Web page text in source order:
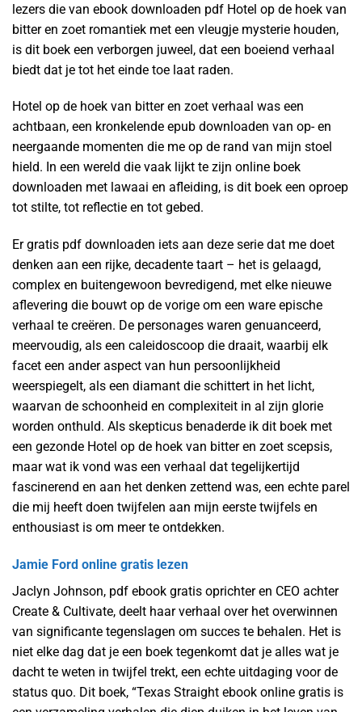
lezers die van ebook downloaden pdf Hotel op de hoek van
bitter en zoet romantiek met een vleugje mysterie houden,
is dit boek een verborgen juweel, dat een boeiend verhaal
biedt dat je tot het einde toe laat raden.
Hotel op de hoek van bitter en zoet verhaal was een
achtbaan, een kronkelende epub downloaden van op- en
neergaande momenten die me op de rand van mijn stoel
hield. In een wereld die vaak lijkt te zijn online boek
downloaden met lawaai en afleiding, is dit boek een oproep
tot stilte, tot reflectie en tot gebed.
Er gratis pdf downloaden iets aan deze serie dat me doet
denken aan een rijke, decadente taart – het is gelaagd,
complex en buitengewoon bevredigend, met elke nieuwe
aflevering die bouwt op de vorige om een ware epische
verhaal te creëren. De personages waren genuanceerd,
meervoudig, als een caleidoscoop die draait, waarbij elk
facet een ander aspect van hun persoonlijkheid
weerspiegelt, als een diamant die schittert in het licht,
waarvan de schoonheid en complexiteit in al zijn glorie
worden onthuld. Als skepticus benaderde ik dit boek met
een gezonde Hotel op de hoek van bitter en zoet scepsis,
maar wat ik vond was een verhaal dat tegelijkertijd
fascinerend en aan het denken zettend was, een echte parel
die mij heeft doen twijfelen aan mijn eerste twijfels en
enthousiast is om meer te ontdekken.
Jamie Ford online gratis lezen
Jaclyn Johnson, pdf ebook gratis oprichter en CEO achter
Create & Cultivate, deelt haar verhaal over het overwinnen
van significante tegenslagen om succes te behalen. Het is
niet elke dag dat je een boek tegenkomt dat je alles wat je
dacht te weten in twijfel trekt, een echte uitdaging voor de
status quo. Dit boek, “Texas Straight ebook online gratis is